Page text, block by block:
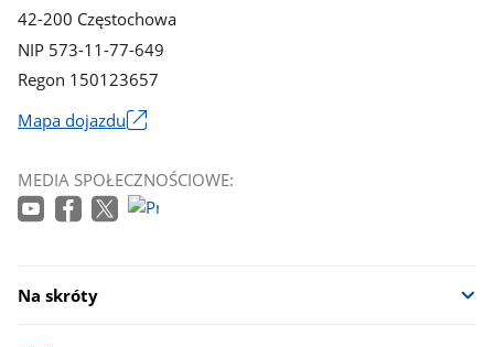
42-200 Częstochowa
NIP 573-11-77-649
Regon 150123657
Mapa dojazdu
się
w
MEDIA SPOŁECZNOŚCIOWE:
Na skróty